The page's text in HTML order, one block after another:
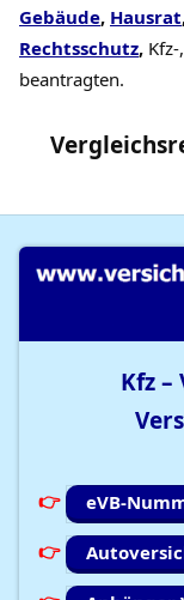
Gebäude, Hausrat
Rechtsschutz, Kfz-,
beantragten.
Kfz –
eVB-